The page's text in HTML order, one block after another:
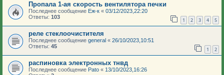
Пропала 1-ая скорость вентилятора печки
Последнее сообщение Еж-к « 03/12/2023,22:20
Ответы: 103 1 2 3 4 5
реле стеклоочистителя
Последнее сообщение general « 26/10/2023,10:51
Ответы: 45 1 2
распиновка электронных тнвд
Последнее сообщение Pato « 13/10/2023,16:26